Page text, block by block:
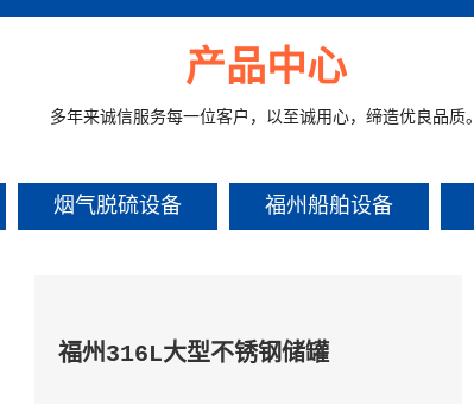
产品中心
多年来诚信服务每一位客户，以至诚用心，缔造优良品质。
烟气脱硫设备 福州船舶设备
福州316L大型不锈钢储罐